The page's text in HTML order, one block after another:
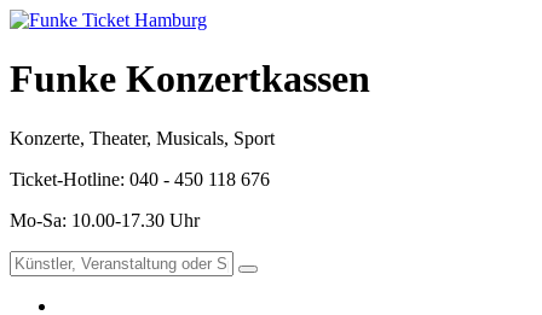
Funke Konzertkassen
Konzerte, Theater, Musicals, Sport
Ticket-Hotline: 040 - 450 118 676
Mo-Sa: 10.00-17.30 Uhr